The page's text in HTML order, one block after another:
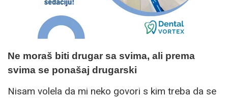
Ne moraš biti drugar sa svima, ali prema
svima se ponašaj drugarski
Nisam volela da mi neko govori s kim treba da se